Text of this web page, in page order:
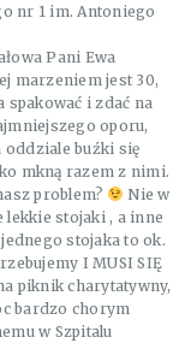
nr 1 im. Antoniego
Pani Ewa
marzeniem jest 30,
spakować i zdać na
oporu,
oddziale buźki się
mkną razem z nimi.
problem?
Nie w
lekkie stojaki , a inne
stojaka to ok.
I MUSI SIĘ
piknik charytatywny,
bardzo chorym
w Szpitalu